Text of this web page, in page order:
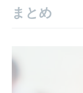
まとめ